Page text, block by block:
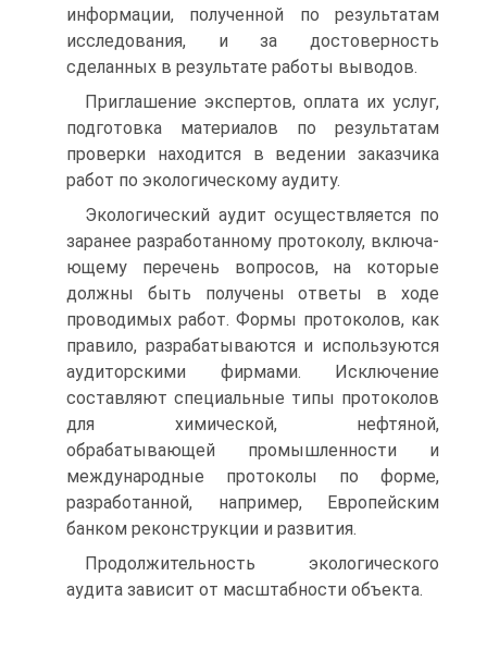
информации, полученной по результатам
исследования, и за достоверность
сделанных в результате работы выводов.
Приглашение экспертов, оплата их услуг,
подготовка материалов по результатам
проверки находится в ведении заказчика
работ по экологическому аудиту.
Экологический аудит осуществляется по
заранее разработанному протоколу, включа­
ющему перечень вопросов, на которые
должны быть получены ответы в ходе
проводимых работ. Формы протоколов, как
правило, разрабатываются и используются
аудиторскими фирмами. Исключение
составляют специальные типы протоколов
для химической, нефтяной,
обрабатывающей промышленности и
международные протоколы по форме,
разработанной, например, Европейским
банком реконструкции и развития.
Продолжительность экологического
аудита зависит от масштабности объекта.